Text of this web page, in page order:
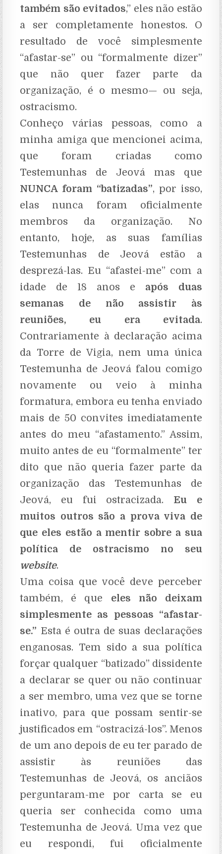
também são evitados,” eles não estão
a ser completamente honestos. O
resultado de você simplesmente
“afastar-se” ou “formalmente dizer”
que não quer fazer parte da
organização, é o mesmo— ou seja,
ostracismo.
Conheço várias pessoas, como a
minha amiga que mencionei acima,
que foram criadas como
Testemunhas de Jeová mas que
NUNCA foram “batizadas”, por isso,
elas nunca foram oficialmente
membros da organização. No
entanto, hoje, as suas famílias
Testemunhas de Jeová estão a
desprezá-las. Eu “afastei-me” com a
idade de 18 anos e após duas
semanas de não assistir às
reuniões, eu era evitada.
Contrariamente à declaração acima
da Torre de Vigia, nem uma única
Testemunha de Jeová falou comigo
novamente ou veio à minha
formatura, embora eu tenha enviado
mais de 50 convites imediatamente
antes do meu “afastamento.” Assim,
muito antes de eu “formalmente” ter
dito que não queria fazer parte da
organização das Testemunhas de
Jeová, eu fui ostracizada. Eu e
muitos outros são a prova viva de
que eles estão a mentir sobre a sua
política de ostracismo no seu
website.
Uma coisa que você deve perceber
também, é que eles não deixam
simplesmente as pessoas “afastar-
se.” Esta é outra de suas declarações
enganosas. Tem sido a sua política
forçar qualquer “batizado” dissidente
a declarar se quer ou não continuar
a ser membro, uma vez que se torne
inativo, para que possam sentir-se
justificados em “ostracizá-los”. Menos
de um ano depois de eu ter parado de
assistir às reuniões das
Testemunhas de Jeová, os anciãos
perguntaram-me por carta se eu
queria ser conhecida como uma
Testemunha de Jeová. Uma vez que
eu respondi, fui oficialmente